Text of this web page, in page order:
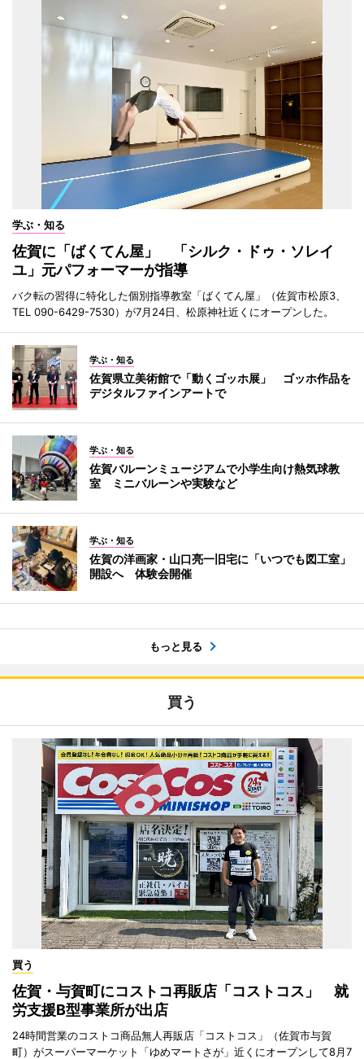
学ぶ・知る
佐賀に「ばくてん屋」 「シルク・ドゥ・ソレイ
ユ」元パフォーマーが指導
バク転の習得に特化した個別指導教室「ばくてん屋」（佐賀市松原3、
TEL 090-6429-7530）が7月24日、松原神社近くにオープンした。
学ぶ・知る
佐賀県立美術館で「動くゴッホ展」 ゴッホ作品を
デジタルファインアートで
学ぶ・知る
佐賀バルーンミュージアムで小学生向け熱気球教
室 ミニバルーンや実験など
学ぶ・知る
佐賀の洋画家・山口亮一旧宅に「いつでも図工室」
開設へ 体験会開催
もっと見る
買う
買う
佐賀・与賀町にコストコ再販店「コストコス」 就
労支援B型事業所が出店
24時間営業のコストコ商品無人再販店「コストコス」（佐賀市与賀
町）がスーパーマーケット「ゆめマートさが」近くにオープンして8月7